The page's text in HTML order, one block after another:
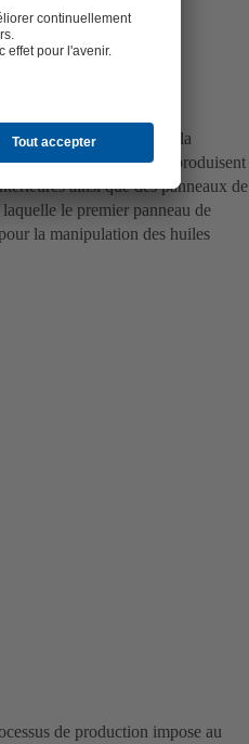
leader spécialisée dans la
l'entreprise à Menznau produisent
ainsi que des panneaux de
le premier panneau de
la manipulation des huiles
de production impose au